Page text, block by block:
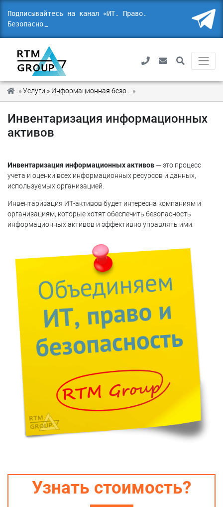
Подписывайтесь на канал «ИТ. Право.
Безопасность» в
»Услуги » Информационная безопасность »
Инвентаризация информационных
активов
Инвентаризация информационных активов— это процесс
учета и оценки всех информационных ресурсов и данных,
используемых организацией.
Инвентаризация ИТ-активов будет интересна компаниям и
организациям, которые хотят обеспечить безопасность
информационных активов и эффективно управлять ими.
Узнать стоимость?